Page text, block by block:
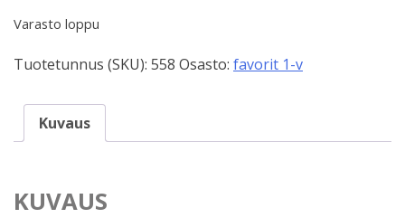
Varasto loppu
Tuotetunnus (SKU): 558 Osasto: favorit 1-v
Kuvaus
KUVAUS